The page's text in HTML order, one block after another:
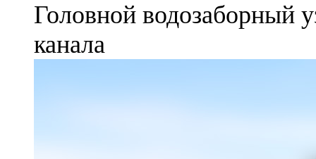
Головной водозаборный
канала